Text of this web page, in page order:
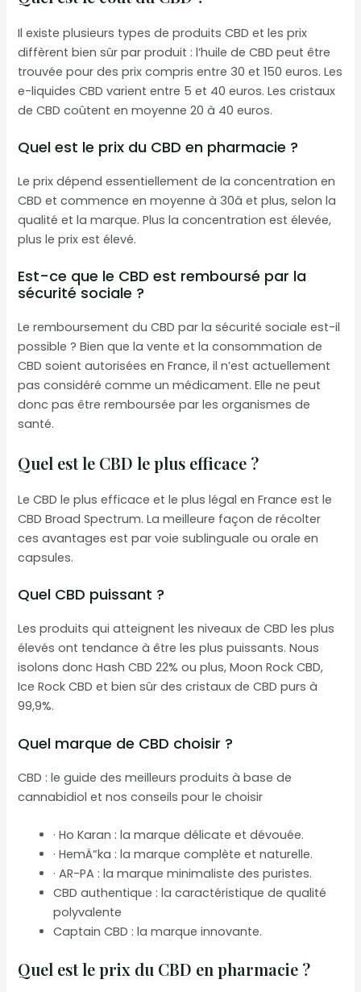
Il existe plusieurs types de produits CBD et les prix
diffèrent bien sûr par produit : l’huile de CBD peut être
trouvée pour des prix compris entre 30 et 150 euros. Les
e-liquides CBD varient entre 5 et 40 euros. Les cristaux
de CBD coûtent en moyenne 20 à 40 euros.
Quel est le prix du CBD en pharmacie ?
Le prix dépend essentiellement de la concentration en
CBD et commence en moyenne à 30â et plus, selon la
qualité et la marque. Plus la concentration est élevée,
plus le prix est élevé.
Est-ce que le CBD est remboursé par la
sécurité sociale ?
Le remboursement du CBD par la sécurité sociale est-il
possible ? Bien que la vente et la consommation de
CBD soient autorisées en France, il n’est actuellement
pas considéré comme un médicament. Elle ne peut
donc pas être remboursée par les organismes de
santé.
Quel est le CBD le plus efficace ?
Le CBD le plus efficace et le plus légal en France est le
CBD Broad Spectrum. La meilleure façon de récolter
ces avantages est par voie sublinguale ou orale en
capsules.
Quel CBD puissant ?
Les produits qui atteignent les niveaux de CBD les plus
élevés ont tendance à être les plus puissants. Nous
isolons donc Hash CBD 22% ou plus, Moon Rock CBD,
Ice Rock CBD et bien sûr des cristaux de CBD purs à
99,9%.
Quel marque de CBD choisir ?
CBD : le guide des meilleurs produits à base de
cannabidiol et nos conseils pour le choisir
· Ho Karan : la marque délicate et dévouée.
· HemÄ“ka : la marque complète et naturelle.
· AR-PA : la marque minimaliste des puristes.
CBD authentique : la caractéristique de qualité
polyvalente
Captain CBD : la marque innovante.
Quel est le prix du CBD en pharmacie ?